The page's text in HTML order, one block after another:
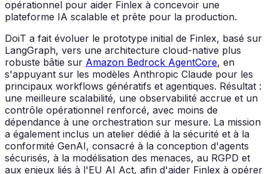
opérationnel pour aider Finlex à concevoir une
plateforme IA scalable et prête pour la production.
DoiT a fait évoluer le prototype initial de Finlex, basé sur
LangGraph, vers une architecture cloud-native plus
robuste bâtie sur Amazon Bedrock AgentCore, en
s'appuyant sur les modèles Anthropic Claude pour les
principaux workflows génératifs et agentiques. Résultat :
une meilleure scalabilité, une observabilité accrue et un
contrôle opérationnel renforcé, avec moins de
dépendance à une orchestration sur mesure. La mission
a également inclus un atelier dédié à la sécurité et à la
conformité GenAI, consacré à la conception d'agents
sécurisés, à la modélisation des menaces, au RGPD et
aux enjeux liés à l'EU AI Act, afin d'aider Finlex à opérer